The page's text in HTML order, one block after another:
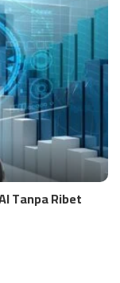
Tanpa Ribet